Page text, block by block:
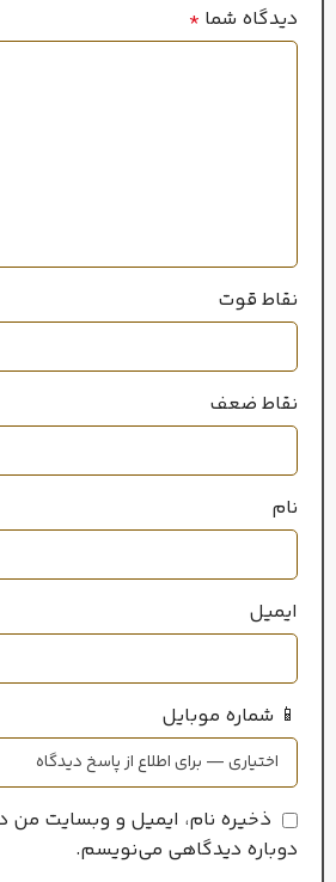
2023
خانواده
دیدگاه شما *
نقاط قوت
نقاط ضعف
نام
ایمیل
📱 شماره موبایل
ذخیره نام، ایمیل و وبسایت من
دوباره دیدگاهی می‌نویسم.